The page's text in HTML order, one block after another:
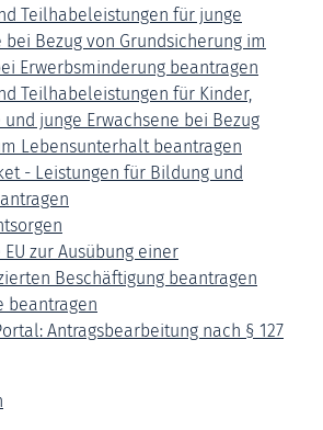
Teilhabeleistungen für junge
bei Bezug von Grundsicherung im
Erwerbsminderung beantragen
Teilhabeleistungen für Kinder,
und junge Erwachsene bei Bezug
Lebensunterhalt beantragen
- Leistungen für Bildung und
zur Ausübung einer
Beschäftigung beantragen
beantragen
Antragsbearbeitung nach § 127